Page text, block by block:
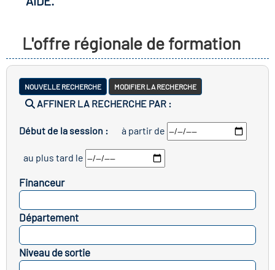
les métiers
clés métiers et
lieu d'information ou
de l'Economie
Solidaire (ESS)
du secteur sanitaire
de l'Industrie
emploi-formation
L'offre régionale de formation
NOUVELLE RECHERCHE MODIFIER LA RECHERCHE
AFFINER LA RECHERCHE PAR :
Début de la session : à partir de
au plus tard le
Financeur
Département
Niveau de sortie